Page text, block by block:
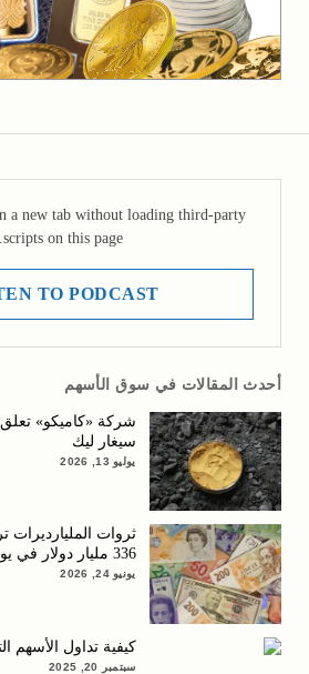
a new tab without loading third-party
scripts on this page.
TO PODCAST
أحدث المقالات في سوق الأسهم
شركة «كاميكو»
سيغار ليك
يوليو 13, 2026
ثروات المليارديرات
336 مليار دولار في يوم واحد
يونيو 24, 2026
كيفية تداول الأسهم
سبتمبر 20, 2025